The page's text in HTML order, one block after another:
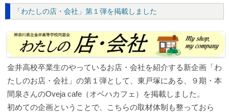
「わたしの店・会社」第１弾を掲載しました
金井高校卒業生のやっているお店・会社を紹介する新企画「わ
たしのお店・会社」の第１弾として、東戸塚にある、９期・本
間泉さんのOveja cafe（オベハカフェ）を掲載しました。
初めての企画ということで、こちらの取材体制も整っておら